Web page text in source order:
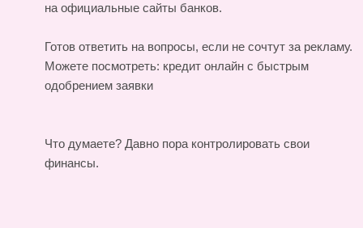
на официальные сайты банков.
Готов ответить на вопросы, если не сочтут за рекламу.
Можете посмотреть: кредит онлайн с быстрым
одобрением заявки
Что думаете? Давно пора контролировать свои
финансы.